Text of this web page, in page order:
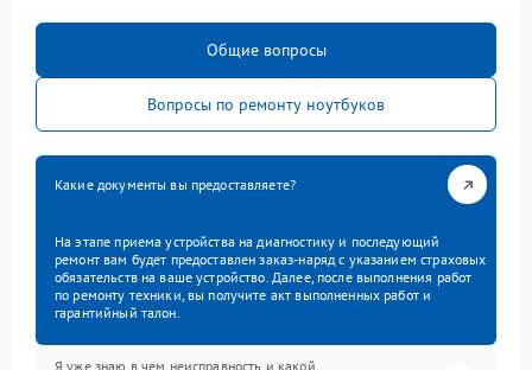
Общие вопросы
Вопросы по ремонту ноутбуков
Какие документы вы предоставляете?
На этапе приема устройства на диагностику и последующий
ремонт вам будет предоставлен заказ-наряд с указанием страховых
обязательств на ваше устройство. Далее, после выполнения работ
по ремонту техники, вы получите акт выполненных работ и
гарантийный талон.
Я уже знаю в чем неисправность и какой